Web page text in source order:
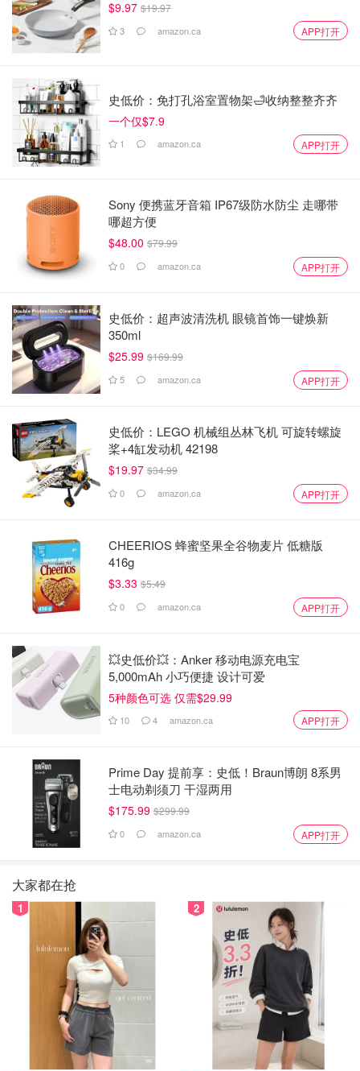
$9.97 $19.97
3 amazon.ca APP打开
史低价：免打孔浴室置物架🛁收纳整整齐齐
一个仅$7.9
1 amazon.ca APP打开
Sony 便携蓝牙音箱 IP67级防水防尘 走哪带
哪超方便
$48.00 $79.99
0 amazon.ca APP打开
史低价：超声波清洗机 眼镜首饰一键焕新
350ml
$25.99 $169.99
5 amazon.ca APP打开
史低价：LEGO 机械组丛林飞机 可旋转螺旋
桨+4缸发动机 42198
$19.97 $34.99
0 amazon.ca APP打开
CHEERIOS 蜂蜜坚果全谷物麦片 低糖版
416g
$3.33 $5.49
0 amazon.ca APP打开
💥史低价💥：Anker 移动电源充电宝
5,000mAh 小巧便捷 设计可爱
5种颜色可选 仅需$29.99
10 4 amazon.ca APP打开
Prime Day 提前享：史低！Braun博朗 8系男
士电动剃须刀 干湿两用
$175.99 $299.99
0 amazon.ca APP打开
大家都在抢
1 2